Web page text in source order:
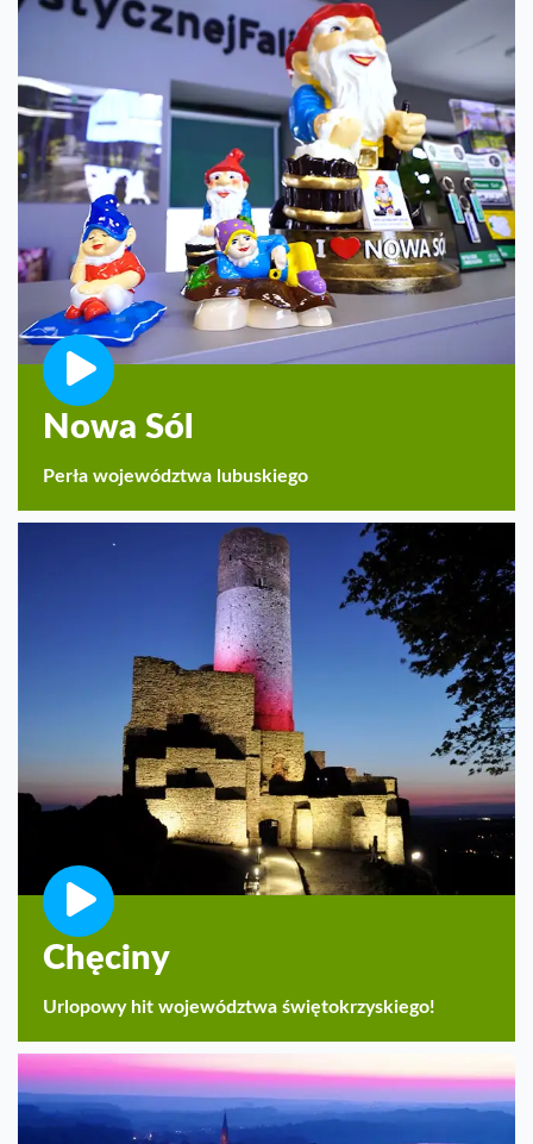
Nowa Sól
Perła województwa lubuskiego
Chęciny
Urlopowy hit województwa świętokrzyskiego!